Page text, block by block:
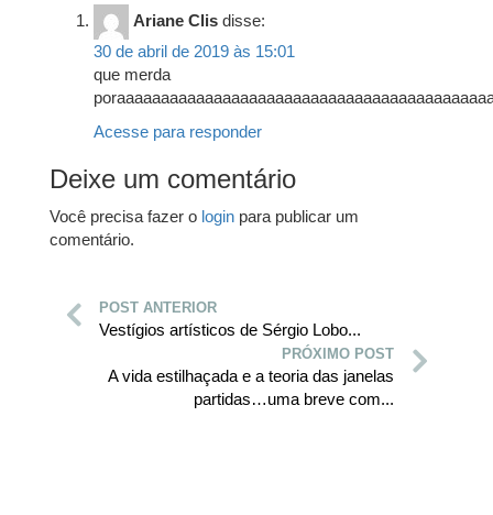
Ariane Clis disse:
30 de abril de 2019 às 15:01
que merda
Acesse para responder
Deixe um comentário
Você precisa fazer o login para publicar um
comentário.
POST ANTERIOR
Vestígios artísticos de Sérgio Lobo...
PRÓXIMO POST
A vida estilhaçada e a teoria das janelas
partidas…uma breve com...